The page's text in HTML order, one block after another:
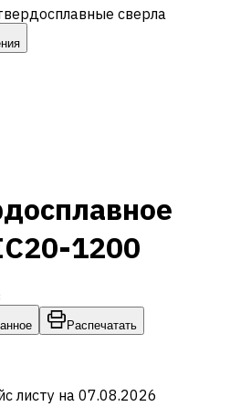
сверла
1200
Распечатать
листу на 07.08.2026